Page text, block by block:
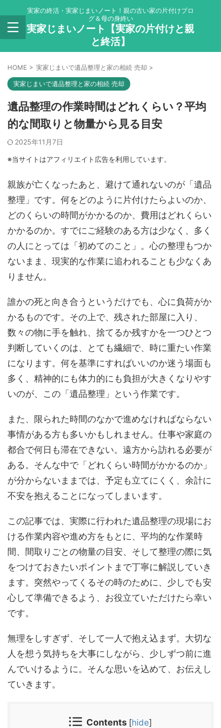
実家の終活・実家じまいノート！親の古い家の片付けブロ
グ＆母の身終い
実家じまいノート【実家の片付けと親
と終活】
HOME > 実家じまいで遺品整理と家の相続 売却 >
実家じまいで遺品整理と家の相続 売却
遺品整理の作業時間はどれくらい？平均
的な間取りと物量から見る目安
2025年11月7日
※当サイトはアフィリエイト広告を利用しています。
親族が亡くなったあと、避けて通れないのが「遺品
整理」です。何をどのように片付けたらよいのか、
どのくらいの時間がかかるのか、費用はどれくらい
かかるのか。すでにご経験のある方は少なく、多く
の人にとっては「初めてのこと」。心の整理もつか
ないまま、現実的な作業に追われることも少なくあ
りません。
誰かの死と向き合うというだけでも、心に負荷がか
かるものです。その上で、残された部屋に入り、
数々の物に手を触れ、捨てるか残すかを一つひとつ
判断していくのは、とても繊細で、時に重たい作業
になります。何を基準にすればいいのか迷う場面も
多く、精神的にも体力的にも負担が大きくなりやす
いのが、この「遺品整理」という作業です。
また、限られた時間のなかで進めなければならない
事情がある方も多いかもしれません。仕事や家庭の
都合で何日も滞在できない。遠方から訪れる必要が
ある。そんな中で「どれくらい時間がかかるのか」
が分からないままでは、予定も立てにくく、余計に
不安を抱えることになってしまいます。
この記事では、実際に行われた遺品整理の現場にお
ける作業内容や進め方をもとに、平均的な作業時
間、間取りごとの物量の目安、そして整理の際に気
をつけておきたいポイントまで丁寧に解説していき
ます。突然やってくるその時のために、少しでも安
心して準備できるよう、お役立ていただけたら幸い
です。
無理をしすぎず、そして一人で抱え込まず。大切な
人を想う気持ちを大事にしながら、少しずつ前に進
んでいけるように。そんな思いを込めて、お伝えし
ていきます。
Contents [hide]